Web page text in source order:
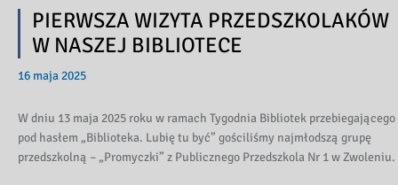
PIERWSZA WIZYTA PRZEDSZKOLAKÓW
W NASZEJ BIBLIOTECE
16 maja 2025
W dniu 13 maja 2025 roku w ramach Tygodnia Bibliotek przebiegającego
pod hasłem „Biblioteka. Lubię tu być” gościliśmy najmłodszą grupę
przedszkolną – „Promyczki” z Publicznego Przedszkola Nr 1 w Zwoleniu.